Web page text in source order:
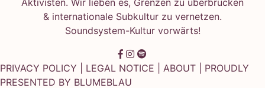
& internationale Subkultur zu vernetzen.
Soundsystem-Kultur vorwärts!
PRIVACY POLICY LEGAL NOTICE ABOUT | PROUDLY
PRESENTED BY BLUMEBLAU